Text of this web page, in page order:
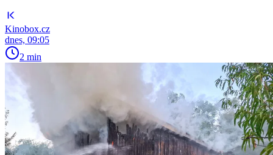
Kinobox.cz
dnes, 09:05
2 min